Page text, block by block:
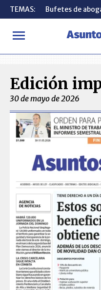
TEMAS: Bufetes de
INICIO Ediciones Impresas
TEMAS: Bufetes de
Edición
30 de mayo de 2026